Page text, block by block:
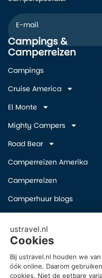
Campings &
Camperreizen
Campings
Cruise America
El Monte
Mighty Campers
Road Bear
Camperreizen Amerika
Camperreizen
Camperhuur blogs
Inschrijven Amerika
camper deals
Vroegboekkorting camper
USA
Alternative: